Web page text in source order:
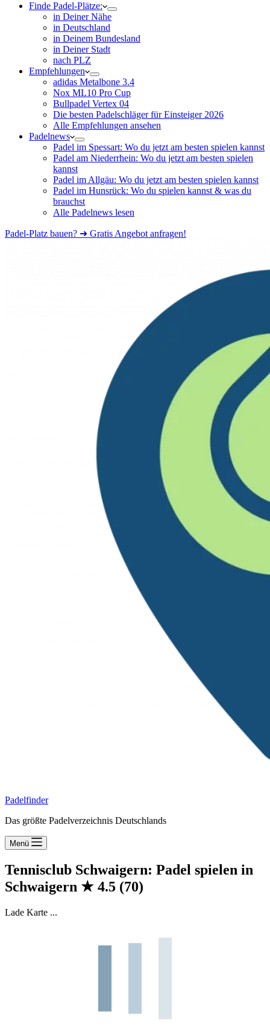
Finde Padel-Plätze:
in Deiner Nähe
in Deutschland
in Deinem Bundesland
in Deiner Stadt
nach PLZ
Empfehlungen
adidas Metalbone 3.4
Nox ML10 Pro Cup
Bullpadel Vertex 04
Die besten Padelschläger für Einsteiger 2026
Alle Empfehlungen ansehen
Padelnews
Padel im Spessart: Wo du jetzt am besten spielen kannst
Padel am Niederrhein: Wo du jetzt am besten spielen
kannst
Padel im Allgäu: Wo du jetzt am besten spielen kannst
Padel im Hunsrück: Wo du spielen kannst & was du
brauchst
Alle Padelnews lesen
Padel-Platz bauen? ➜ Gratis Angebot anfragen!
Padelfinder
Das größte Padelverzeichnis Deutschlands
Menü
Tennisclub Schwaigern: Padel spielen in
Schwaigern ★ 4.5 (70)
Lade Karte ...